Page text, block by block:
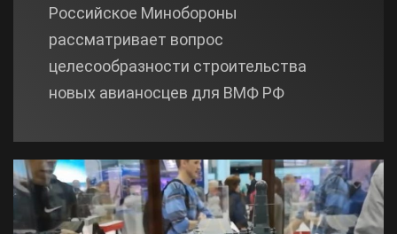
Российское Минобороны
рассматривает вопрос
целесообразности строительства
новых авианосцев для ВМФ РФ